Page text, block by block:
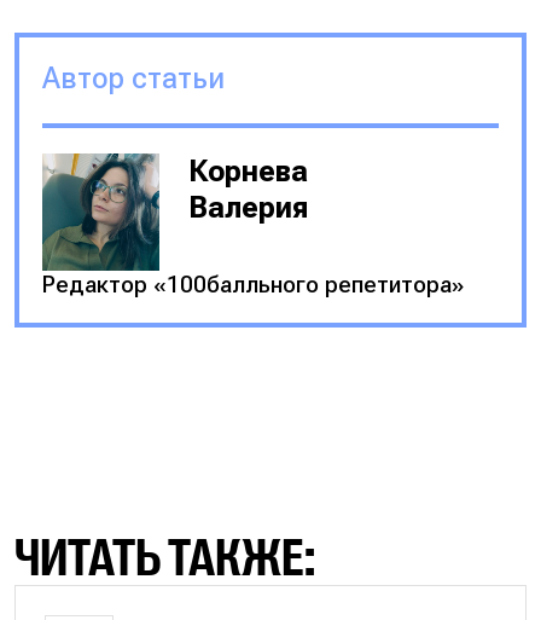
Автор статьи
Корнева
Валерия
Редактор «100балльного репетитора»
ЧИТАТЬ ТАКЖЕ: